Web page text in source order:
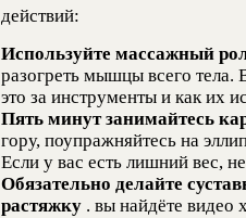
действий:
Используйте массажный
разогреть мышцы всего тела.
это за инструменты и как их
Пять минут занимайтесь
гору, поупражняйтесь на
Если у вас есть лишний вес,
Обязательно делайте
растяжку . вы найдёте видео